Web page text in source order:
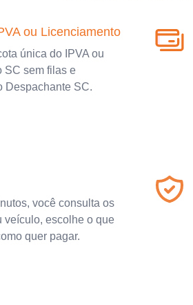
ou Licenciamento
única do IPVA ou
SC sem filas e
Despachante SC.
você consulta os
veículo, escolhe o que
quer pagar.